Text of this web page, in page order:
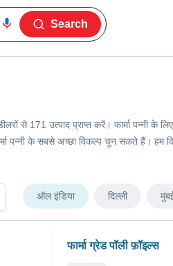
Search
और डीलरों से 171 उत्पाद प्राप्त करें। फार्मा
पन्नी के सबसे अच्छा विकल्प चुन सकते हैं। हम
ऑल इंडिया दिल्ली
फार्मा ग्रेड पॉली फ़ॉइल्स